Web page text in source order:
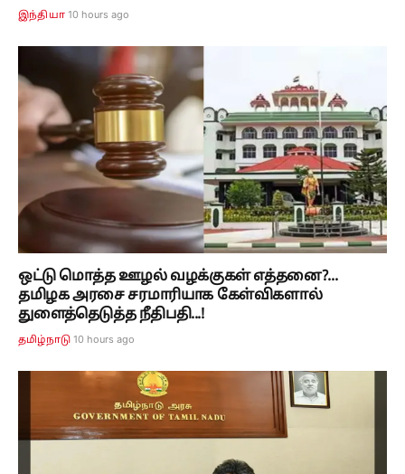
இந்தியா 10 hours ago
ஒட்டு மொத்த ஊழல் வழக்குகள் எத்தனை?...
தமிழக அரசை சரமாரியாக கேள்விகளால்
துளைத்தெடுத்த நீதிபதி...!
தமிழ்நாடு 10 hours ago